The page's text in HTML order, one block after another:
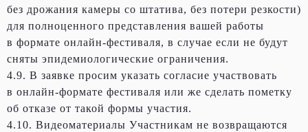
без дрожания камеры со штатива, без потери резкости)
для полноценного представления вашей работы
в формате онлайн-фестиваля, в случае если не будут
сняты эпидемиологические ограничения.
4.9. В заявке просим указать согласие участвовать
в онлайн-формате фестиваля или же сделать пометку
об отказе от такой формы участия.
4.10. Видеоматериалы Участникам не возвращаются